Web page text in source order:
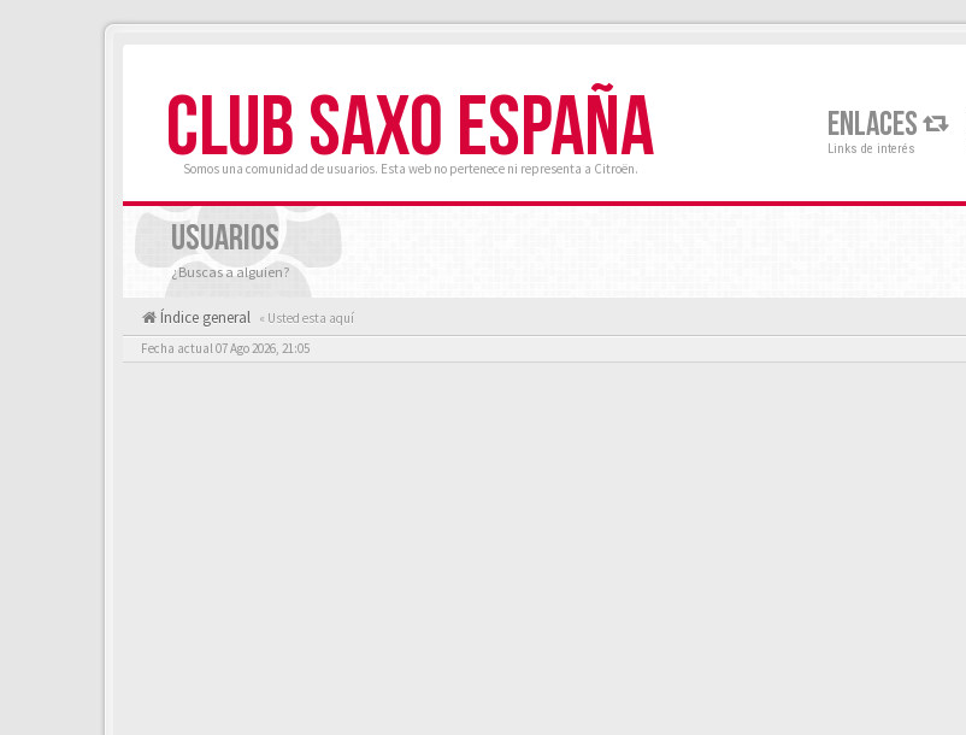
CLUB SAXO ESPAÑA
Somos una comunidad de usuarios. Esta web no pertenece ni representa a Citroën.
ENLACES
Links de interés
USUARIOS
¿Buscas a alguien?
Índice general « Usted esta aquí
Fecha actual 07 Ago 2026, 21:05